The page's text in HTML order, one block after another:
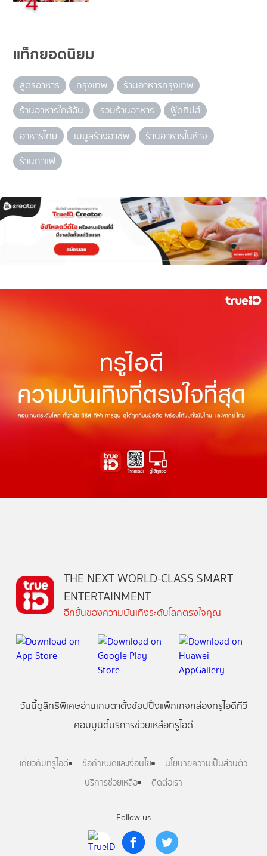
แท็กยอดนิยม
สูตรอาหาร กรุงเทพ
ร้านอาหารกรุงเทพ
ร้านอาหารใกล้ฉัน
รวมร้านอาหาร
ฟู้ดทิปส์
อาหารไทย
เมนูสร้างอาชีพ
ร้านอาหารในห้าง
ร้านกาแฟ
Follow us
THE NEXT WORLD-CLASS SMART
ENTERTAINMENT
อีกขั้นของความบันเทิงระดับโลกตรงใจคุณ
วันนี้ดูสิทธิพิเศษอ่านเกมตาตั้งช้อปปิ้งแพ็กเกจกล่องทรูไอดีทีวี
คอมมูนิตี้บริการช่วยเหลือทรูไอดี
เกี่ยวกับทรูไอดี ข้อกำหนดและเงื่อนไข
นโยบายความเป็นส่วนตัว
บริการช่วยเหลือ
ติดต่อเรา